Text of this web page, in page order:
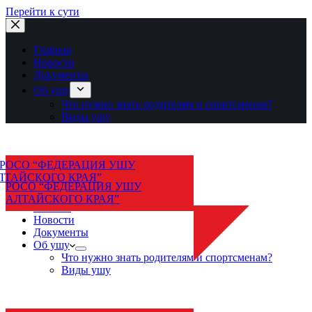
Перейти к сути
Главная
Новости
Документы
Об ушу
Что нужно знать родителям и спортсменам?
Виды ушу
РОСО “ФЕДЕРАЦИЯ УШУ
АЛТАЙСКОГО КРАЯ”
Главная
Новости
Документы
Об ушу
Что нужно знать родителям и спортсменам?
Виды ушу